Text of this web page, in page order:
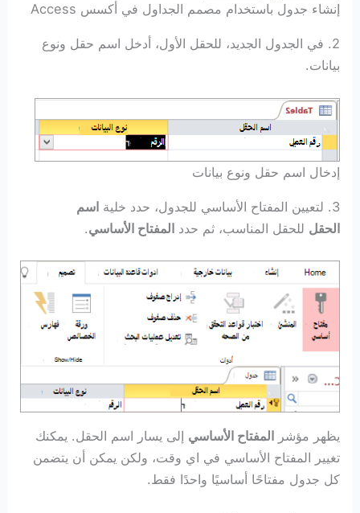
إنشاء جدول باستخدام مصمم الجداول في أكسس Access
2. في الجدول الجديد، للحقل الأول، أدخل اسم حقل ونوع
بيانات.
إدخال اسم حقل ونوع بيانات
3. لتعيين المفتاح الأساسي للجدول، حدد خلية
اسم
الحقل للحقل المناسب، ثم حدد المفتاح الأساسي.
يظهر مؤشر المفتاح الأساسي إلى يسار اسم الحقل. يمكنك
تغيير المفتاح الأساسي في اي وقت، ولكن يمكن أن يتضمن
كل جدول مفتاحًا أساسيًا واحدًا فقط.